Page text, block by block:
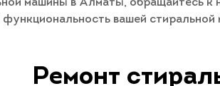
машины в Алматы, обращайтесь
вашей стиральной
Ремонт